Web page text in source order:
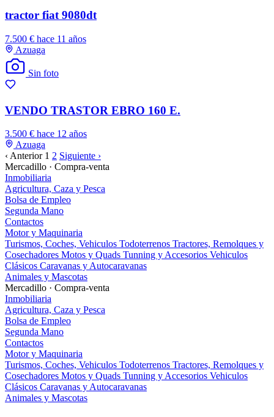
tractor fiat 9080dt
7.500 € hace 11 años
Azuaga
Sin foto
VENDO TRASTOR EBRO 160 E.
3.500 € hace 12 años
Azuaga
‹ Anterior 1 2 Siguiente ›
Mercadillo · Compra-venta
Inmobiliaria
Agricultura, Caza y Pesca
Bolsa de Empleo
Segunda Mano
Contactos
Motor y Maquinaria
Turismos, Coches, Vehiculos Todoterrenos Tractores, Remolques y
Cosechadores Motos y Quads Tunning y Accesorios Vehiculos
Clásicos Caravanas y Autocaravanas
Animales y Mascotas
Mercadillo · Compra-venta
Inmobiliaria
Agricultura, Caza y Pesca
Bolsa de Empleo
Segunda Mano
Contactos
Motor y Maquinaria
Turismos, Coches, Vehiculos Todoterrenos Tractores, Remolques y
Cosechadores Motos y Quads Tunning y Accesorios Vehiculos
Clásicos Caravanas y Autocaravanas
Animales y Mascotas